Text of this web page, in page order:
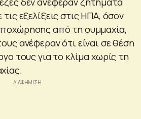
εξελίξεις στις ΗΠΑ, όσον
από τη συμμαχία,
ανέφεραν ότι είναι σε θέση
τους για το κλίμα χωρίς τη